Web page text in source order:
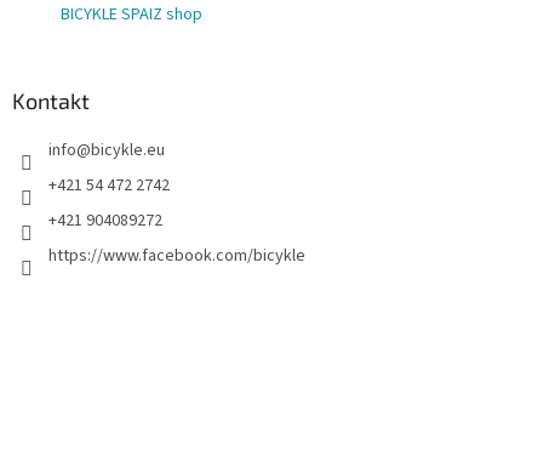
BICYKLE SPAIZ shop
Kontakt
info@bicykle.eu
+421 54 472 2742
+421 904089272
https://www.facebook.com/bicykle